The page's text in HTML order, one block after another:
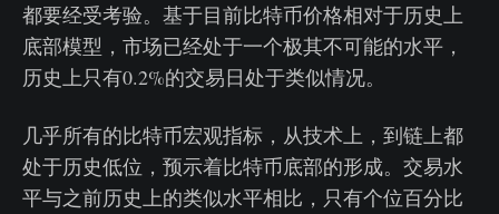
都要经受考验。基于目前比特币价格相对于历史上
底部模型，市场已经处于一个极其不可能的水平，
历史上只有0.2%的交易日处于类似情况。
几乎所有的比特币宏观指标，从技术上，到链上都
处于历史低位，预示着比特币底部的形成。交易水
平与之前历史上的类似水平相比，只有个位百分比